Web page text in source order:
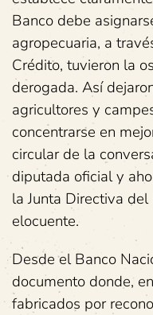
Banco debe
agropecuaria, a
Crédito, tuvieron la
derogada. Así
agricultores y
concentrarse en
circular de la
diputada oficial y
la Junta Directiva
elocuente.
Desde el Banco
documento donde,
fabricados por